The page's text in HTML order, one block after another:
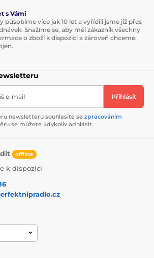
s Vámi
působíme více jak 10 let a vyřídili jsme již přes
Snažíme se, aby měl zákazník všechny
o zboží k dispozici a zároveň chceme,
e-mail Přihlásit
newsletteru souhlasíte se zpracováním
se můžete kdykoliv odhlásit.
offline
k dispozici